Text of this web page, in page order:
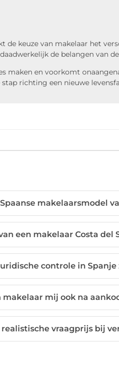
keuze van makelaar het
de belangen van
maken en voorkomt
richting een nieuwe
makelaarsmodel
een makelaar Costa del
controle in
makelaar mij ook na
realistische vraagprijs bij